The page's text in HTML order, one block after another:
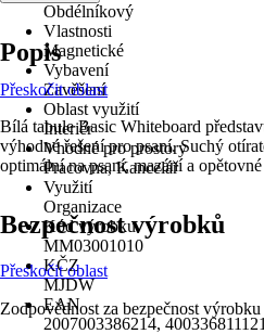
Obdélníkový
Vlastnosti
Magnetické
Vybavení
Zavěšení
Oblast využití
Interiér
Vhodné pro prostory
Pracovna, Kancelář
Využití
Organizace
Kód výrobku
MM03001010
KČZ
MJDW
EAN
2007003386214,
Popis
Přeskočit oblast
Bílá tabule Basic Whiteboard
výhodné řešení pro psaní. Suchý
optimální na psaní, mazání a
Bezpečnost výrobků
Přeskočit oblast
Zodpovědnost za bezpečnost